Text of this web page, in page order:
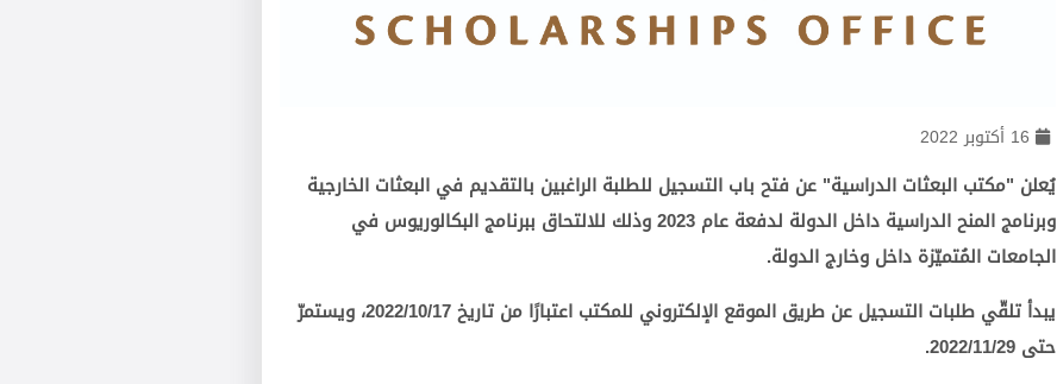
16 أكتوبر 2022
يُعلن "مكتب البعثات الدراسية" عن فتح باب التسجيل للطلبة الراغبين بالتقديم في البعثات الخارجية
وبرنامج المنح الدراسية داخل الدولة لدفعة عام 2023
وذلك للالتحاق ببرنامج البكالوريوس في
الجامعات المُتميّزة داخل وخارج الدولة.
يبدأ تلقّي طلبات التسجيل عن طريق الموقع الإلكتروني للمكتب اعتبارًا من تاريخ2022/10/17، ويستمرّ
حتى 2022/11/29
.